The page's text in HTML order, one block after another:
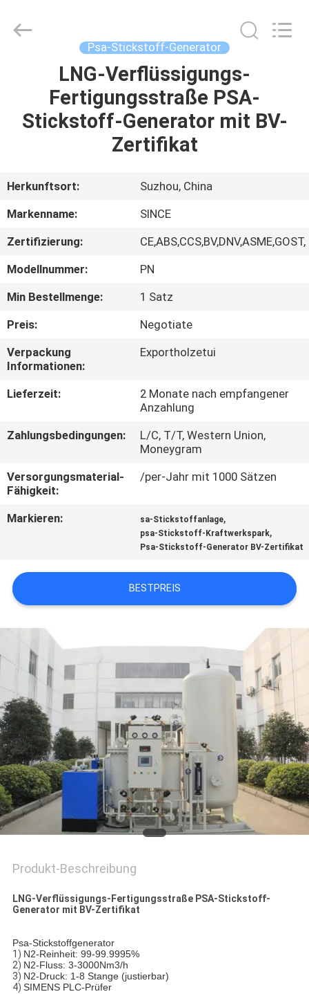
PRODUKTE
UNS
QUALITÄTSKONTROLLE
KONTAKT
MIT
UNS
RECHTSSACHEN
ANGEBOT
ANFORDERN
SITEMAP
DATENSCHUTZRICHTLINIE
Technology
Co.,Ltd.
Psa-Stickstoff-Generator
LNG-Verflüssigungs-
Fertigungsstraße PSA-
Stickstoff-Generator mit BV-
Zertifikat
Herkunftsort:
Suzhou, China
Markenname:
SINCE
Zertifizierung:
CE,ABS,CCS,BV,DNV,ASME,GOST,
Modellnummer:
PN
Min Bestellmenge:
1 Satz
Preis:
Negotiate
Verpackung
Informationen:
Exportholzetui
Lieferzeit:
2 Monate nach empfangener
Anzahlung
Zahlungsbedingungen:
L/C, T/T, Western Union,
Moneygram
Versorgungsmaterial-
Fähigkeit:
/per-Jahr mit 1000 Sätzen
Markieren: sa-Stickstoffanlage,
psa-Stickstoff-Kraftwerkspark,
Psa-Stickstoff-Generator BV-Zertifikat
BESTPREIS
Produkt-Beschreibung
LNG-Verflüssigungs-Fertigungsstraße PSA-Stickstoff-
Generator mit BV-Zertifikat
Psa-Stickstoffgenerator
1) N2-Reinheit: 99-99.9995%
2) N2-Fluss: 3-3000Nm3/h
3) N2-Druck: 1-8 Stange (justierbar)
4) SIMENS PLC-Prüfer